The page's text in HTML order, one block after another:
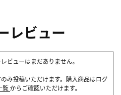
レビュー
ビューはまだありません。
み投稿いただけます。購入商品はログ
覧 からご確認いただけます。